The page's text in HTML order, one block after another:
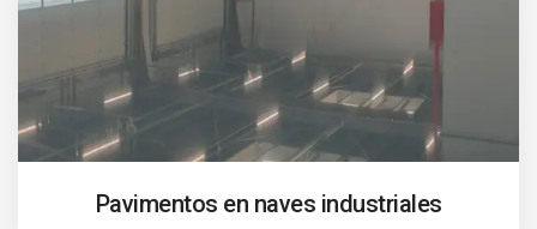
Pavimentos en naves industriales